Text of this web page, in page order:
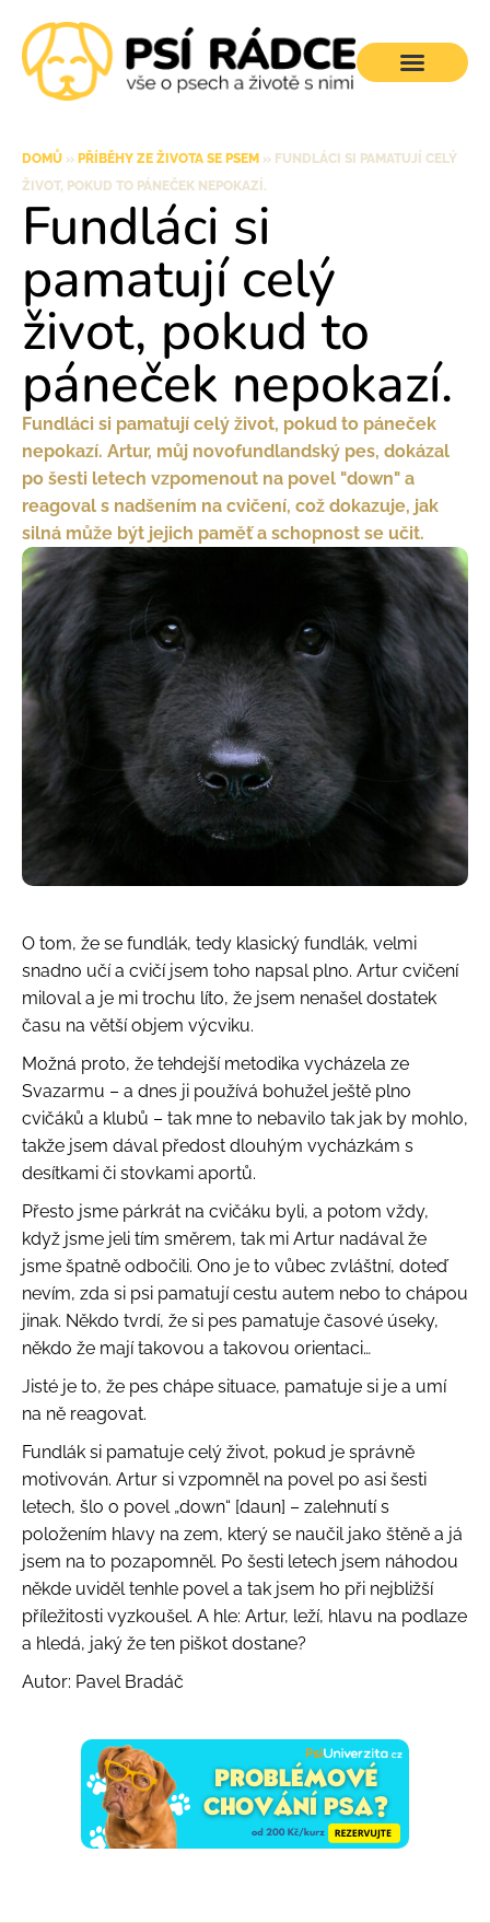
DOMŮ » PŘÍBĚHY ZE ŽIVOTA SE PSEM » FUNDLÁCI SI PAMATUJÍ CELÝ
ŽIVOT, POKUD TO PÁNEČEK NEPOKAZÍ.
Fundláci si
pamatují celý
život, pokud to
páneček nepokazí.
Fundláci si pamatují celý život, pokud to páneček
nepokazí. Artur, můj novofundlandský pes, dokázal
po šesti letech vzpomenout na povel "down" a
reagoval s nadšením na cvičení, což dokazuje, jak
silná může být jejich paměť a schopnost se učit.
O tom, že se fundlák, tedy klasický fundlák, velmi
snadno učí a cvičí jsem toho napsal plno. Artur cvičení
miloval a je mi trochu líto, že jsem nenašel dostatek
času na větší objem výcviku.
Možná proto, že tehdejší metodika vycházela ze
Svazarmu – a dnes ji používá bohužel ještě plno
cvičáků a klubů – tak mne to nebavilo tak jak by mohlo,
takže jsem dával předost dlouhým vycházkám s
desítkami či stovkami aportů.
Přesto jsme párkrát na cvičáku byli, a potom vždy,
když jsme jeli tím směrem, tak mi Artur nadával že
jsme špatně odbočili. Ono je to vůbec zvláštní, doteď
nevím, zda si psi pamatují cestu autem nebo to chápou
jinak. Někdo tvrdí, že si pes pamatuje časové úseky,
někdo že mají takovou a takovou orientaci…
Jisté je to, že pes chápe situace, pamatuje si je a umí
na ně reagovat.
Fundlák si pamatuje celý život, pokud je správně
motivován. Artur si vzpomněl na povel po asi šesti
letech, šlo o povel „down“ [daun] – zalehnutí s
položením hlavy na zem, který se naučil jako štěně a já
jsem na to pozapomněl. Po šesti letech jsem náhodou
někde uviděl tenhle povel a tak jsem ho při nejbližší
příležitosti vyzkoušel. A hle: Artur, leží, hlavu na podlaze
a hledá, jaký že ten piškot dostane?
Autor: Pavel Bradáč